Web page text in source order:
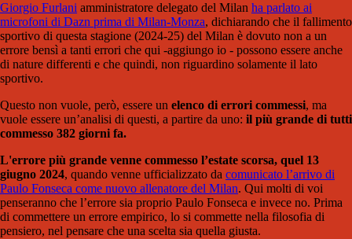
Giorgio Furlani amministratore delegato del Milan ha parlato ai
microfoni di Dazn prima di Milan-Monza, dichiarando che il fallimento
sportivo di questa stagione (2024-25) del Milan è dovuto non a un
errore bensì a tanti errori che qui -aggiungo io - possono essere anche
di nature differenti e che quindi, non riguardino solamente il lato
sportivo.
Questo non vuole, però, essere un elenco di errori commessi, ma
vuole essere un’analisi di questi, a partire da uno: il più grande di tutti
commesso 382 giorni fa.
L'errore più grande venne commesso l’estate scorsa, quel 13
giugno 2024, quando venne ufficializzato da comunicato l’arrivo di
Paulo Fonseca come nuovo allenatore del Milan. Qui molti di voi
penseranno che l’errore sia proprio Paulo Fonseca e invece no. Prima
di commettere un errore empirico, lo si commette nella filosofia di
pensiero, nel pensare che una scelta sia quella giusta.